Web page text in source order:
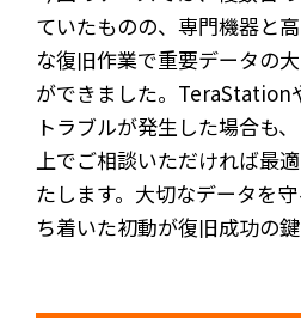
ていたものの、専門機器と
な復旧作業で重要データの
ができました。TeraStation
トラブルが発生した場合も
上でご相談いただければ最
たします。大切なデータを
ち着いた初動が復旧成功の鍵